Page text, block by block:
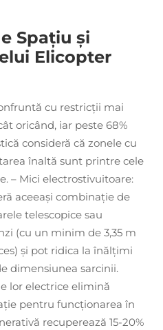
Spațiu și
Elicopter
cu restricții mai
oricând, iar peste 68%
consideră că zonele cu
înaltă sunt printre cele
– Mici electrostivuitoare:
aceeași combinație de
telescopice sau
(cu un minim de 3,35 m
și pot ridica la înălțimi
dimensiunea sarcinii.
lor electrice elimină
pentru funcționarea în
recuperează 15-20%